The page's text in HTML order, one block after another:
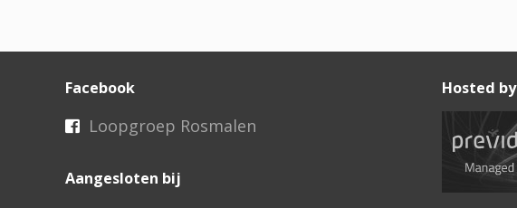
Facebook
Loopgroep Rosmalen
Aangesloten bij
Hosted by